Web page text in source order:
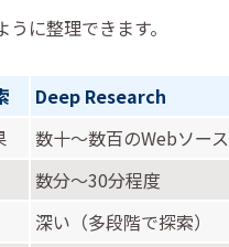
に整理できます。
Deep Research
数十〜数百のWebソース
数分〜30分程度
深い（多段階で探索）